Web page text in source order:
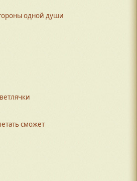
одной души
сможет